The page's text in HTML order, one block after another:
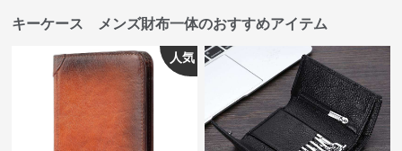
キーケース メンズ財布一体のおすすめアイテム
人気